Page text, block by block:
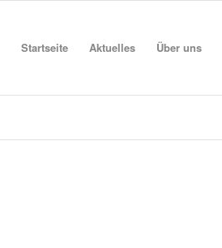
Startseite Aktuelles Über uns